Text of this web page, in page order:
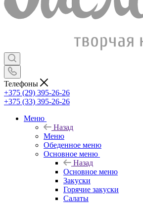
Телефоны
+375 (29) 395-26-26
+375 (33) 395-26-26
Меню
Назад
Меню
Обеденное меню
Основное меню
Назад
Основное меню
Закуски
Горячие закуски
Салаты